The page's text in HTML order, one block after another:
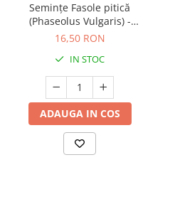
Semințe Fasole pitică
(Phaseolus Vulgaris) -
Record - Cod 7340
16,50 RON
IN STOC
ADAUGA IN COS